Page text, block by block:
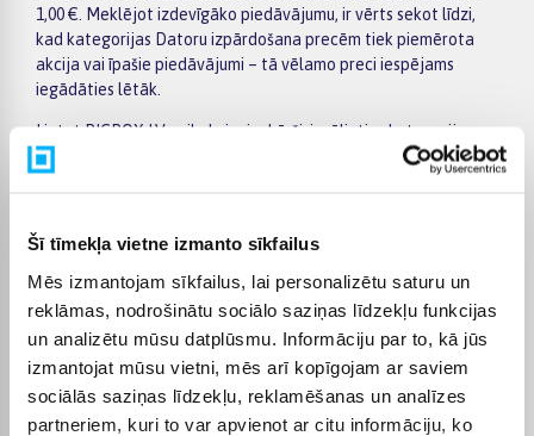
Šī tīmekļa vietne izmanto sīkfailus
Mēs izmantojam sīkfailus, lai personalizētu saturu un
reklāmas, nodrošinātu sociālo saziņas līdzekļu funkcijas
un analizētu mūsu datplūsmu. Informāciju par to, kā jūs
izmantojat mūsu vietni, mēs arī kopīgojam ar saviem
sociālās saziņas līdzekļu, reklamēšanas un analīzes
partneriem, kuri to var apvienot ar citu informāciju, ko
1,00 €. Meklējot izdevīgāko piedāvājumu, ir vērts sekot līdzi,
kad kategorijas Datoru izpārdošana precēm tiek piemērota
akcija vai īpašie piedāvājumi – tā vēlamo preci iespējams
iegādāties lētāk.
Lietot BIGBOX.LV veikalu ir vienkārši: izvēlieties kategoriju
Datoru izpārdošana, izmantojiet kreisajā pusē esošos filtrus
pēc ražotāja, cenas, preču īpašībām vai citiem svarīgiem
piemērotāko variantu. Preču sarakstā un konkrētās preces
lapā ir pieejama svarīgākā informācija, tāpēc varat ātri
novērtēt tehniskos datus, piegādes termiņu un pirkuma
nosacījumus. Tas ļauj ērti iepirkties internetā, nesteidzīgi
salīdzinot dažādus kategorijā Datoru izpārdošana pieejamos
BIGBOX.LV piedāvā iespēju par pirkumu norēķināties 6
vienādos maksājumos, tāpēc izvēlēto preci iespējams